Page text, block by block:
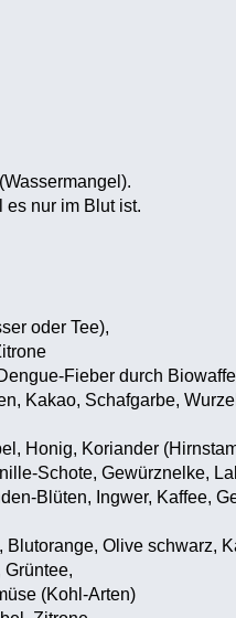
es nur im Blut ist.
oder Tee),
Fieber durch
Kakao, Schafgarbe,
Honig, Koriander
Schote, Gewürznelke,
Blüten, Ingwer, Kaffee,
Blutorange, Olive schwarz,
(Kohl-Arten)